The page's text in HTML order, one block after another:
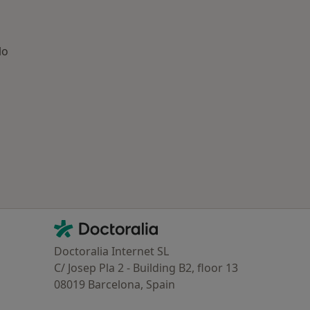
Contacto
Doctoralia - Página de inicio
Doctoralia Internet SL
C/ Josep Pla 2 - Building B2, floor 13
08019 Barcelona, Spain